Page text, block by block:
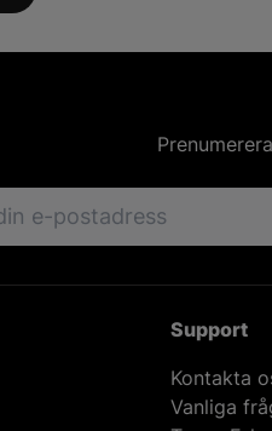
Support
Kontakta
Vanliga